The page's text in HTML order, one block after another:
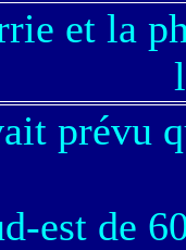
et la
prévu
est de